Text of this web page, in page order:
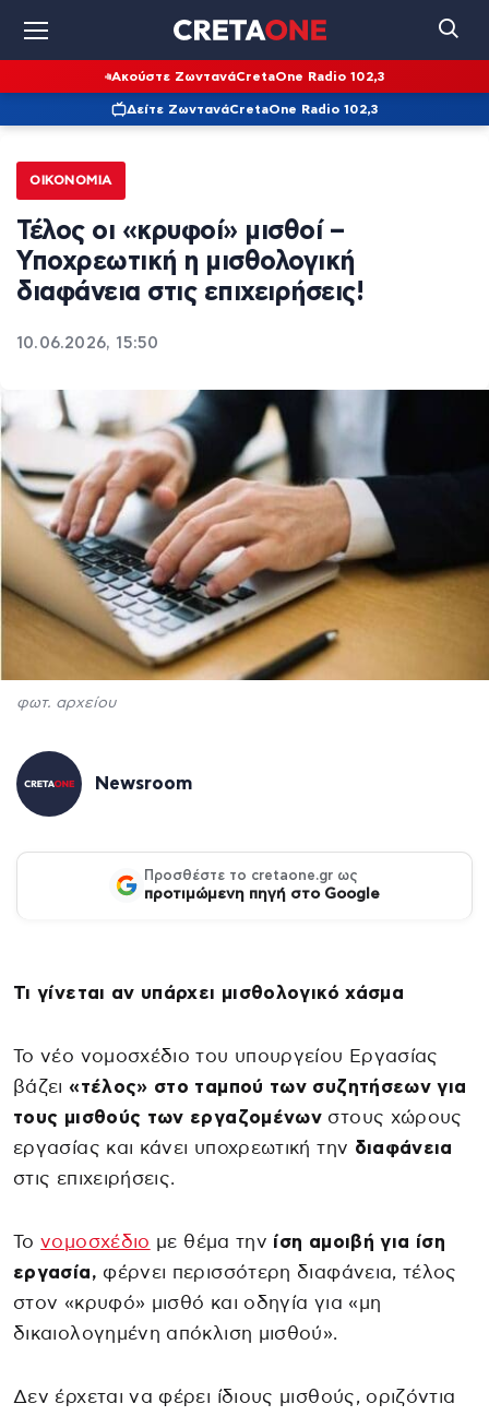
Ακούστε ΖωντανάCretaOne Radio 102,3
Δείτε ΖωντανάCretaOne Radio 102,3
ΟΙΚΟΝΟΜΊΑ
Τέλος οι «κρυφοί» μισθοί –
Υποχρεωτική η μισθολογική
διαφάνεια στις επιχειρήσεις!
10.06.2026, 15:50
φωτ. αρχείου
Newsroom
Προσθέστε το cretaone.gr ως
προτιμώμενη πηγή στο Google
Τι γίνεται αν υπάρχει μισθολογικό χάσμα
Το νέο νομοσχέδιο του υπουργείου Εργασίας
βάζει «τέλος» στο ταμπού των συζητήσεων για
τους μισθούς των εργαζομένων στους χώρους
εργασίας και κάνει υποχρεωτική την διαφάνεια
στις επιχειρήσεις.
Τονομοσχέδιο με θέμα την ίση αμοιβή για ίση
εργασία, φέρνει περισσότερη διαφάνεια, τέλος
στον «κρυφό» μισθό και οδηγία για «μη
δικαιολογημένη απόκλιση μισθού».
Δεν έρχεται να φέρει ίδιους μισθούς, οριζόντια